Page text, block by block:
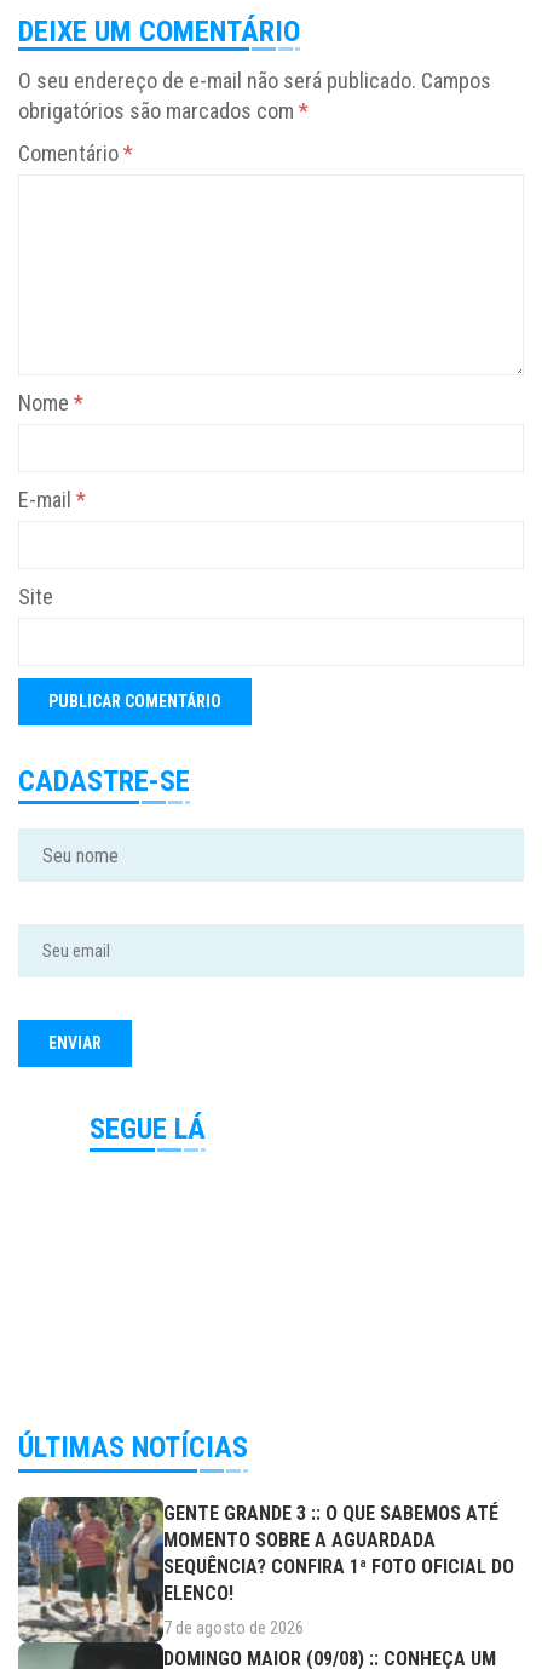
DEIXE UM COMENTÁRIO
O seu endereço de e-mail não será publicado. Campos
obrigatórios são marcados com *
Comentário*
Nome *
E-mail *
Site
CADASTRE-SE
SEGUE LÁ
ÚLTIMAS NOTÍCIAS
GENTE GRANDE 3 :: O QUE SABEMOS ATÉ
MOMENTO SOBRE A AGUARDADA
SEQUÊNCIA? CONFIRA 1ª FOTO OFICIAL DO
ELENCO!
7 de agosto de 2026
DOMINGO MAIOR (09/08) :: CONHEÇA UM